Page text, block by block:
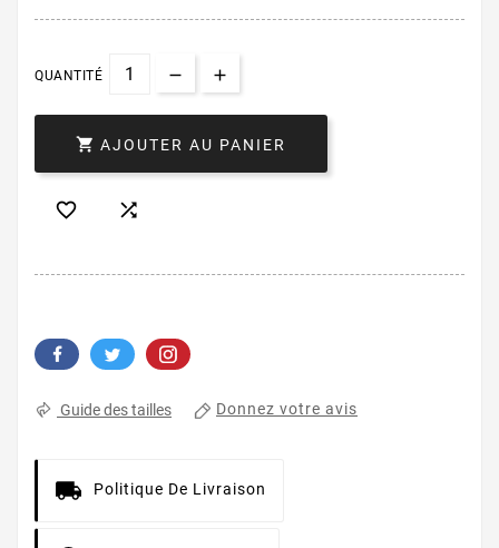
QUANTITÉ
 AJOUTER AU PANIER
 
Guide des tailles Donnez votre avis
Politique De Livraison